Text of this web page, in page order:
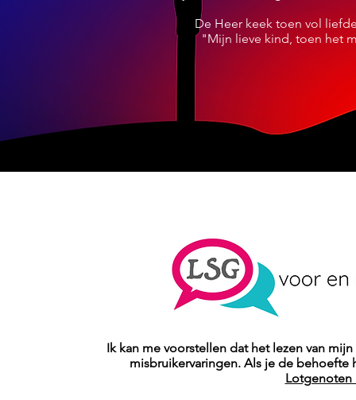
De Heer keek toen vol
"Mijn lieve kind, toen het
Ik kan me voorstellen dat het lezen van
misbruikervaringen. Als je de behoefte
Lotgenoten